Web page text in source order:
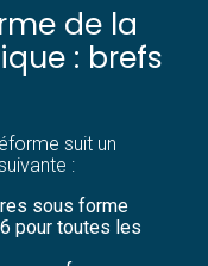
de la
: brefs
suit un
:
sous forme
pour toutes les